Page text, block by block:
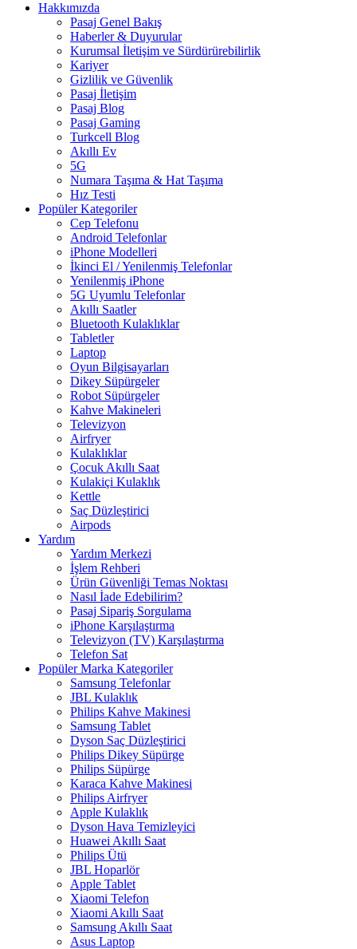
Hakkımızda
Pasaj Genel Bakış
Haberler & Duyurular
Kurumsal İletişim ve Sürdürürebilirlik
Kariyer
Gizlilik ve Güvenlik
Pasaj İletişim
Pasaj Blog
Pasaj Gaming
Turkcell Blog
Akıllı Ev
5G
Numara Taşıma & Hat Taşıma
Hız Testi
Popüler Kategoriler
Cep Telefonu
Android Telefonlar
iPhone Modelleri
İkinci El / Yenilenmiş Telefonlar
Yenilenmiş iPhone
5G Uyumlu Telefonlar
Akıllı Saatler
Bluetooth Kulaklıklar
Tabletler
Laptop
Oyun Bilgisayarları
Dikey Süpürgeler
Robot Süpürgeler
Kahve Makineleri
Televizyon
Airfryer
Kulaklıklar
Çocuk Akıllı Saat
Kulakiçi Kulaklık
Kettle
Saç Düzleştirici
Airpods
Yardım
Yardım Merkezi
İşlem Rehberi
Ürün Güvenliği Temas Noktası
Nasıl İade Edebilirim?
Pasaj Sipariş Sorgulama
iPhone Karşılaştırma
Televizyon (TV) Karşılaştırma
Telefon Sat
Popüler Marka Kategoriler
Samsung Telefonlar
JBL Kulaklık
Philips Kahve Makinesi
Samsung Tablet
Dyson Saç Düzleştirici
Philips Dikey Süpürge
Philips Süpürge
Karaca Kahve Makinesi
Philips Airfryer
Apple Kulaklık
Dyson Hava Temizleyici
Huawei Akıllı Saat
Philips Ütü
JBL Hoparlör
Apple Tablet
Xiaomi Telefon
Xiaomi Akıllı Saat
Samsung Akıllı Saat
Asus Laptop